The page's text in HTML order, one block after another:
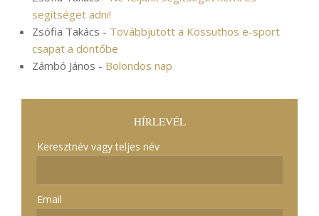
segítséget adni!
Zsófia Takács - Továbbjutott a Kossuthos e-sport
csapat a döntőbe
Zámbó János - Bolondos nap
HÍRLEVÉL
Keresztnév vagy teljes név
Email